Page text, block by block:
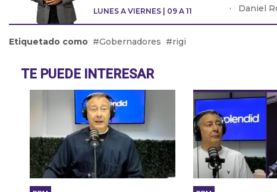
LUNES A VIERNES | 09 A 11
Daniel
Etiquetado como Gobernadores rigi
TE PUEDE INTERESAR